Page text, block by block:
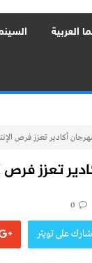
العربية
أكادير تعزز فرص
تعزز
0
شارك على تويتر